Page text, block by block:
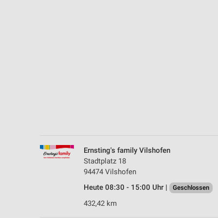
Ernsting's family Vilshofen
Stadtplatz 18
94474 Vilshofen
Heute 08:30 - 15:00 Uhr |
Geschlossen
432,42 km
Notwendig